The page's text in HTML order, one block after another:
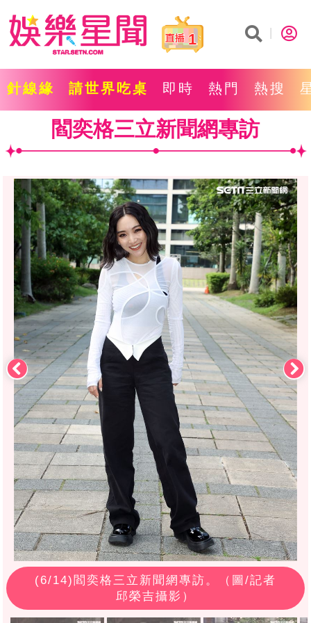
1
針線緣 請世界吃桌 即時 熱門 熱搜
閻奕格三立新聞網專訪
(6/14)閻奕格三立新聞網專訪。（圖/記者
邱榮吉攝影）